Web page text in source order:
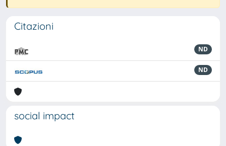
Citazioni
ND
ND
social impact